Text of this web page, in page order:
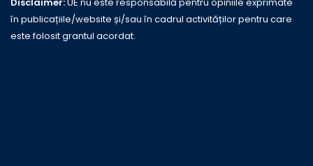
în publicațiile/website și/sau în cadrul activităților pentru care
este folosit grantul acordat.